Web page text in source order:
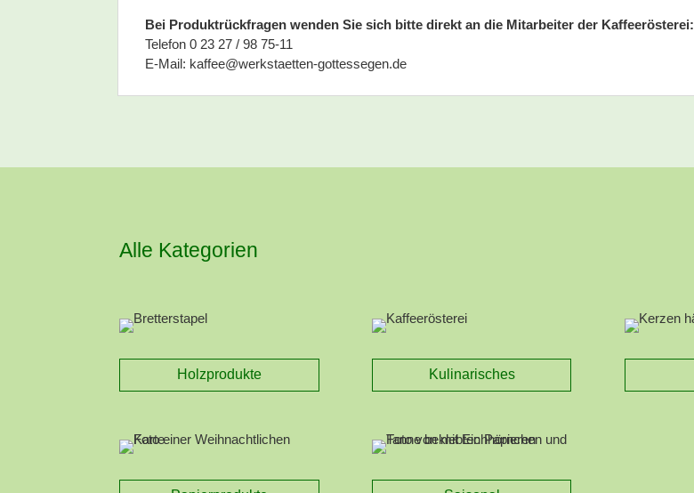
Bei Produktrückfragen wenden Sie sich bitte direkt an die Mitarbeiter der Kaffeerösterei:
Telefon 0 23 27 / 98 75-11
E-Mail: kaffee@werkstaetten-gottessegen.de
Alle Kategorien
Holzprodukte Kulinarisches